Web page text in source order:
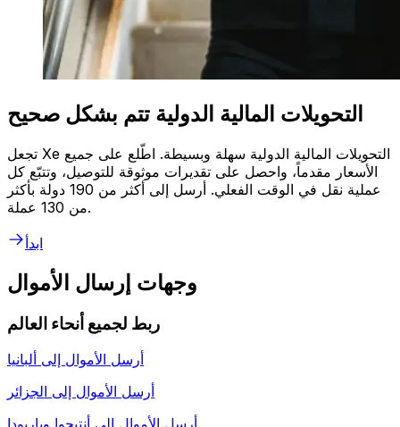
التحويلات المالية الدولية تتم بشكل صحيح
تجعل Xe التحويلات المالية الدولية سهلة وبسيطة. اطّلع على جميع
الأسعار مقدماً، واحصل على تقديرات موثوقة للتوصيل، وتتبّع كل
عملية نقل في الوقت الفعلي. أرسل إلى أكثر من 190 دولة بأكثر
من 130 عملة.
ابدأ
وجهات إرسال الأموال
ربط لجميع أنحاء العالم
أرسل الأموال إلى ألبانيا
أرسل الأموال إلى الجزائر